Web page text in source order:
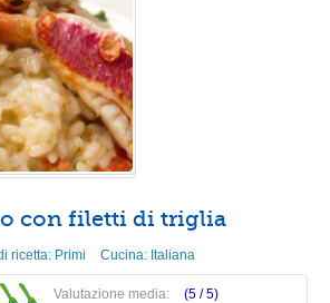
con filetti di triglia
ricetta: Primi Cucina: Italiana
Valutazione media: (5 /5)